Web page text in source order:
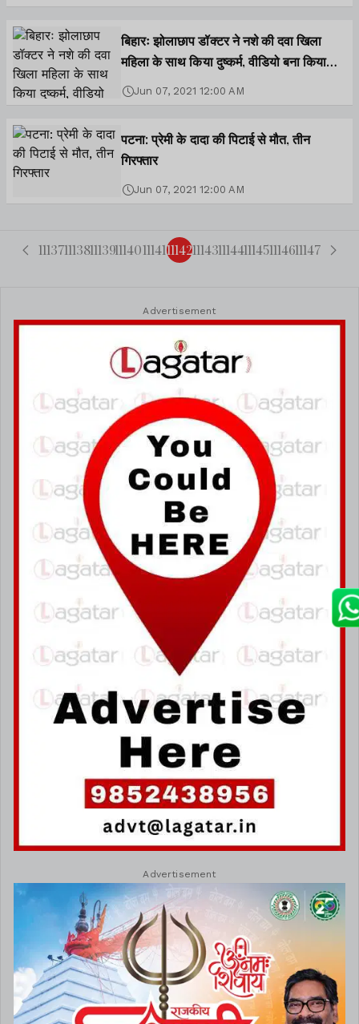
बिहारः झोलाछाप डॉक्टर ने नशे की दवा खिला
महिला के साथ किया दुष्कर्म, वीडियो बना किया
ब्लैकमेल
Jun 07, 2021 12:00 AM
पटना: प्रेमी के दादा की पिटाई से मौत, तीन
गिरफ्तार
Jun 07, 2021 12:00 AM
1113711138111391114011141111421114311144111451114611147
Advertisement
Advertisement